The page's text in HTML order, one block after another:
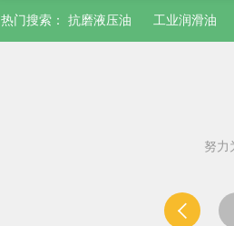
热门搜索： 抗磨液压油 工业润滑油
努力